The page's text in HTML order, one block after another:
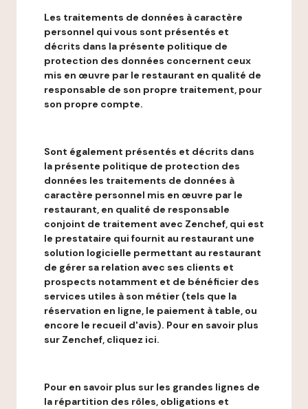
Les traitements de données à caractère
personnel qui vous sont présentés et
décrits dans la présente politique de
protection des données concernent ceux
mis en œuvre par le restaurant en qualité de
responsable de son propre traitement, pour
son propre compte.
Sont également présentés et décrits dans
la présente politique de protection des
données les traitements de données à
caractère personnel mis en œuvre par le
restaurant, en qualité de responsable
conjoint de traitement avec Zenchef, qui est
le prestataire qui fournit au restaurant une
solution logicielle permettant au restaurant
de gérer sa relation avec ses clients et
prospects notamment et de bénéficier des
services utiles à son métier (tels que la
réservation en ligne, le paiement à table, ou
encore le recueil d'avis). Pour en savoir plus
sur Zenchef, cliquez ici.
Pour en savoir plus sur les grandes lignes de
la répartition des rôles, obligations et